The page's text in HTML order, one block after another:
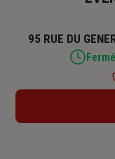
95 RUE DU
Fermé